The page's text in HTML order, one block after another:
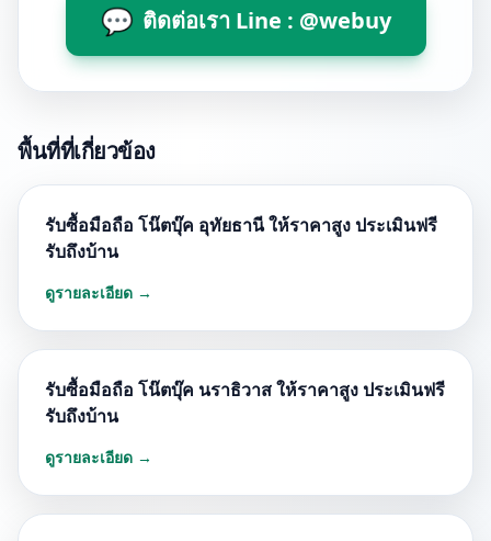
💬 ติดต่อเรา Line : @webuy
พื้นที่ที่เกี่ยวข้อง
รับซื้อมือถือ โน๊ตบุ๊ค อุทัยธานี ให้ราคาสูง ประเมินฟรี
รับถึงบ้าน
ดูรายละเอียด →
รับซื้อมือถือ โน๊ตบุ๊ค นราธิวาส ให้ราคาสูง ประเมินฟรี
รับถึงบ้าน
ดูรายละเอียด →